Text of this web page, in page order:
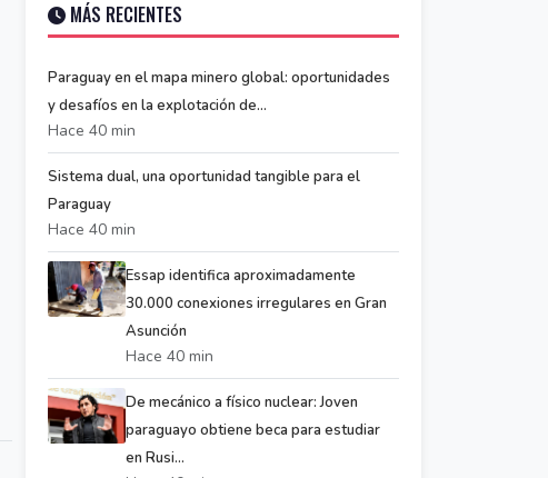
MÁS RECIENTES
Paraguay en el mapa minero global: oportunidades
y desafíos en la explotación de...
Hace 40 min
Sistema dual, una oportunidad tangible para el
Paraguay
Hace 40 min
Essap identifica aproximadamente
30.000 conexiones irregulares en Gran
Asunción
Hace 40 min
De mecánico a físico nuclear: Joven
paraguayo obtiene beca para estudiar
en Rusi...